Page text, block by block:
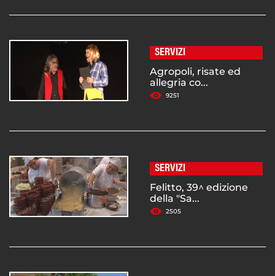
SERVIZI
Agropoli, risate ed
allegria co...
9251
SERVIZI
Felitto, 39^ edizione
della "Sa...
2505